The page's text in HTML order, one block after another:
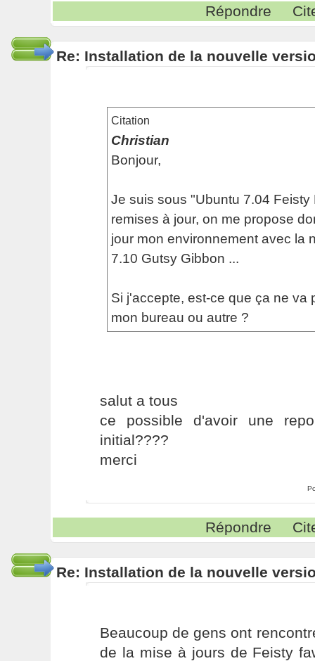
Répondre
Re: Installation de la nouvelle
Citation
Christian
Bonjour,
Je suis sous "Ubuntu 7.04 Feisty
remises à jour, on me propose
jour mon environnement avec la
7.10 Gutsy Gibbon ...
Si j'accepte, est-ce que ça ne va
mon bureau ou autre ?
salut a tous
ce possible d'avoir une
initial????
merci
Répondre
Re: Installation de la nouvelle
Beaucoup de gens ont
de la mise à jours de Feisty